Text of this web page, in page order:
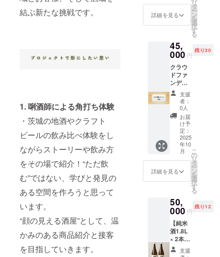
結ぶ新たな挑戦です。
1. 唎酒師による角打ち体験
・茨城の地酒やクラフト
ビールの飲み比べ体験をし
ながらストーリーや飲み方
をその場で紹介！“ただ飲
む”ではない、学びと発見の
ある空間を作ろうと思って
います。
“顔の見える酒屋”として、温
かみのある商品紹介と接客
を目指していきます。
ゆった
りとし
しみく
ださ
い。 つ
くばと
その周
辺の“職
人の
技”と“
酒の愉
しみ”を
組み合
わせ
た、唯
一無二
のリ
です。
※数量限
ため個
体差が
ありま
す。
「原材
料及び
添加物
ターン
に貼付
書きを
ご確認
い。」
「※未成
年者の
飲酒は
法律で
禁止さ
れてい
ます。
お申し
込みは
20歳以
上の方
せてい
ただき
はお届
け商品
ます。
商品開
封前に
は必ず
お届け
のリ
ターン
に貼付
された
ラベル
や注意
書きを
ご確認
くださ
い。」
「※未成
年者の
れてい
ます。
お申し
込みは
20歳以
上の方
に限ら
ターン
をお選
びいた
だいた
者様の
お名前
を1年間
掲載い
たしま
す。 企
業様や
個人事
業主様
のご支
援も歓
迎いた
しま
す。 ※
ご支援
される
際に
れたい
名称・
ニック
ネーム
等をご
記載く
ださ
詳細を見る
リ
タ
ー
ン
を
選
択
す
る
45,
000 円
残り30
クラウ
ドファ
ンディ
ング終
了後、
開設予
定であ
る当店
新ホー
ムペー
ジに、
当リ
ターン
をお選
びいた
だいた
者様の
お名前
を2年間
掲載い
たしま
す。 企
業様や
支援
者：
0人
お届
け予
定：
2025
年10
月
詳細を見る
こ
の
リ
タ
ー
ン
を
選
択
す
る
50,
000 円
残り12
【純米
酒1.8L
× 2本
セット
(解説付
支援